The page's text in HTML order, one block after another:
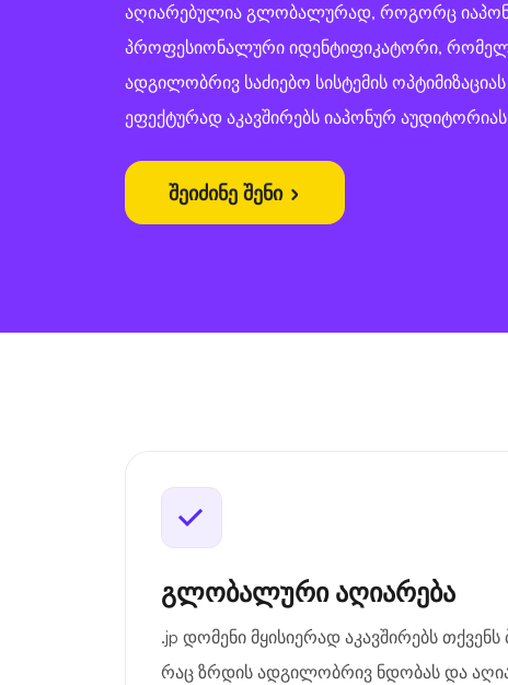
აღიარებულია გლობალურად, როგორც
პროფესიონალური იდენტიფიკატორი,
ადგილობრივ საძიებო სისტემის
ეფექტურად აკავშირებს იაპონურ
შეიძინე შენი
გლობალური აღიარება
.jp დომენი მყისიერად აკავშირებს
რაც ზრდის ადგილობრივ ნდობას და